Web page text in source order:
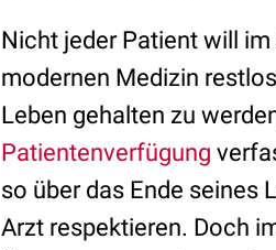
Nicht jeder Patient will
modernen Medizin
Leben gehalten zu
Patientenverfügung
so über das Ende seines
Arzt respektieren. Doch